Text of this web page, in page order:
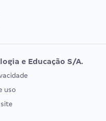
Vunesp
EXAME DE ORDEM
e Educação S/A.
uso